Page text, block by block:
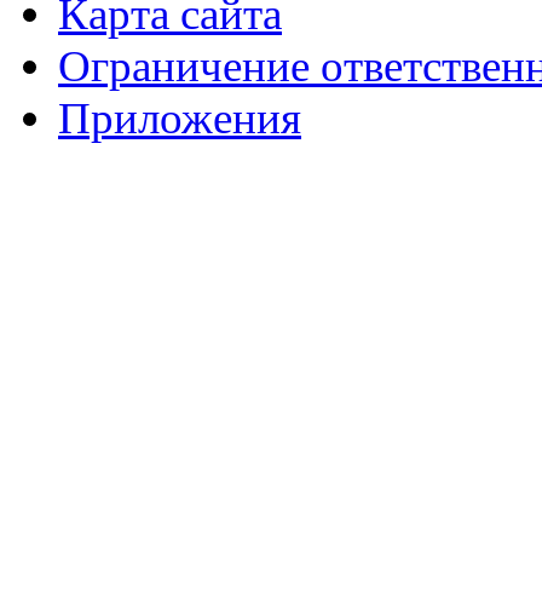
Карта сайта
Ограничение
Приложения